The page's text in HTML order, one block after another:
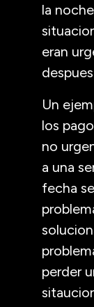
la
eran
Un
los
no
a una
fecha
perder